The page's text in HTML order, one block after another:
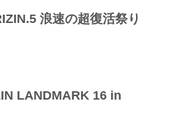
浪速の超復活祭り
LANDMARK 16 in